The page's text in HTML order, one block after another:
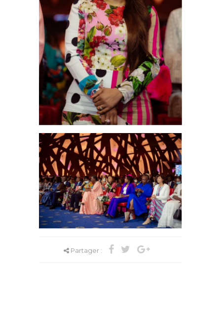
Partager :